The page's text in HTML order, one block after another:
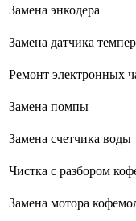
Замена энкодера
Замена датчика
Ремонт электронных
Замена помпы
Замена счетчика воды
Чистка с разбором
Замена мотора